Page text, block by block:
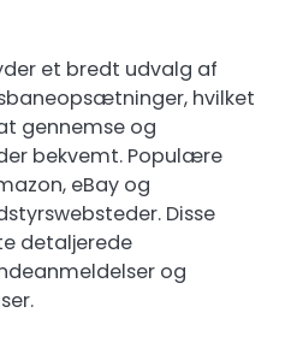
et bredt udvalg af
hvilket
gennemse og
bekvemt. Populære
eBay og
Disse
detaljerede
og